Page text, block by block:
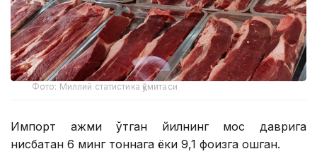
Фото: Миллий статистика қўмитаси
Импорт ҳажми ўтган йилнинг мос даврига
нисбатан 6 минг тоннага ёки 9,1 фоизга ошган.